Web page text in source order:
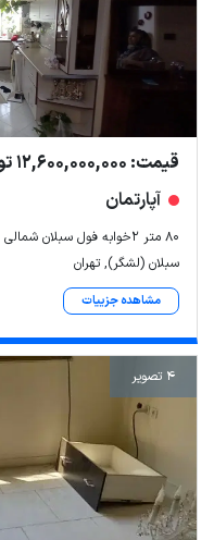
قیمت: 12,600,000,000 تومان
آپارتمان
۸۰ متر ۲خوابه فول سبلان شمالی ارامنه
سبلان (لشگر), تهران
مشاهده جزییات
4 تصویر